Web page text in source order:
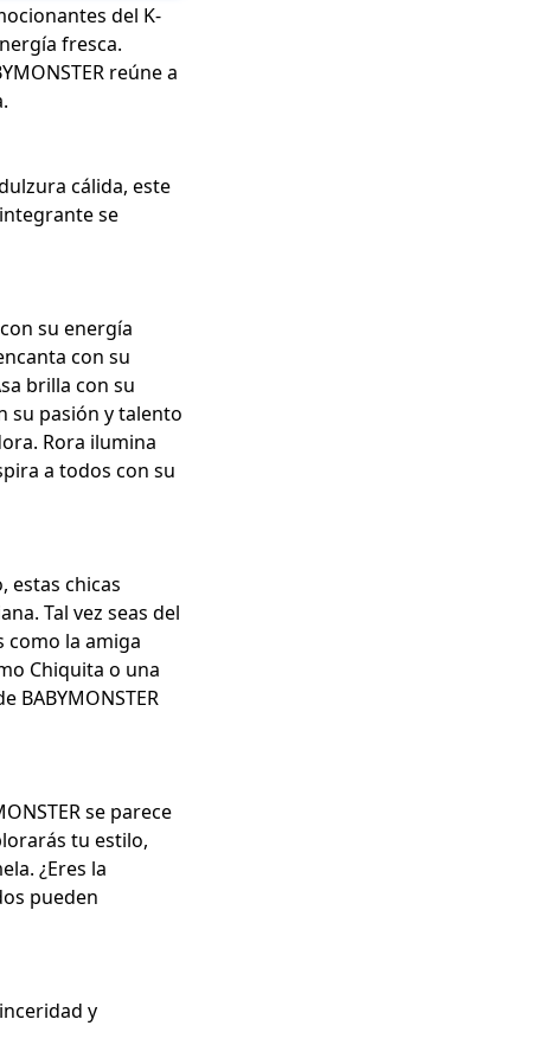
del K-
fresca.
reúne a
cálida, este
se
su energía
con su
brilla con su
su pasión y talento
Rora ilumina
a todos con su
, estas chicas
Tal vez seas del
como la amiga
Chiquita o una
se parece
tu estilo,
¿Eres la
pueden
y